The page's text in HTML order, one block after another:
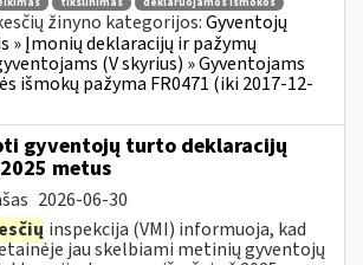
tikslinimas
deklaruojamos išmokos
žinyno kategorijos:Gyventojų
» Įmonių deklaracijų ir pažymų
(V skyrius) » Gyventojams
išmokų pažyma FR0471 (iki 2017-12-
gyventojų turto deklaracijų
metus
2026-06-30
inspekcija (VMI) informuoja, kad
jau skelbiami metinių gyventojų